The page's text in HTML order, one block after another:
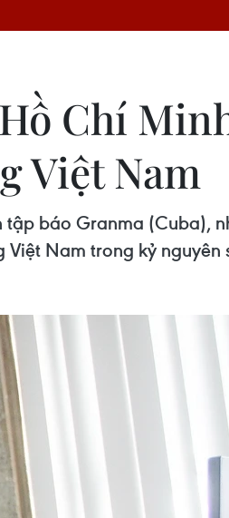
Chí
Việt Nam
báo Granma (Cuba),
Nam trong kỷ nguyên